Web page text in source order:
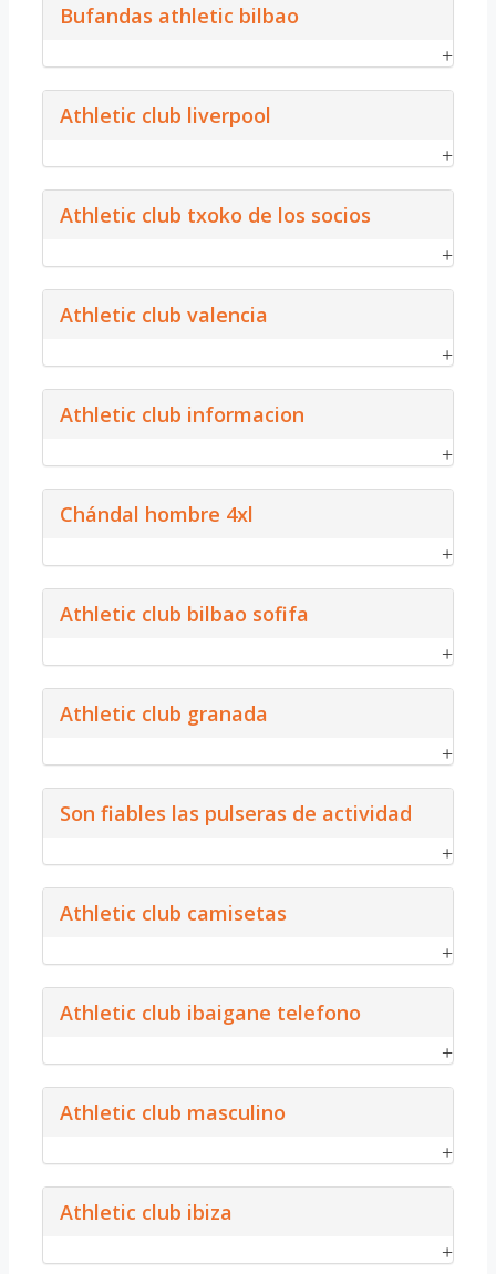
Bufandas athletic bilbao
Athletic club liverpool
Athletic club txoko de los socios
Athletic club valencia
Athletic club informacion
Chándal hombre 4xl
Athletic club bilbao sofifa
Athletic club granada
Son fiables las pulseras de actividad
Athletic club camisetas
Athletic club ibaigane telefono
Athletic club masculino
Athletic club ibiza